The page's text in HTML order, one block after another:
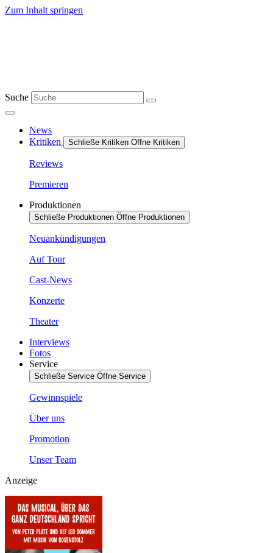
Zum Inhalt springen
Suche
News
Kritiken
Schließe Kritiken Öffne Kritiken
Reviews
Premieren
Produktionen
Schließe Produktionen Öffne Produktionen
Neuankündigungen
Auf Tour
Cast-News
Konzerte
Theater
Interviews
Fotos
Service
Schließe Service Öffne Service
Gewinnspiele
Über uns
Promotion
Unser Team
Anzeige